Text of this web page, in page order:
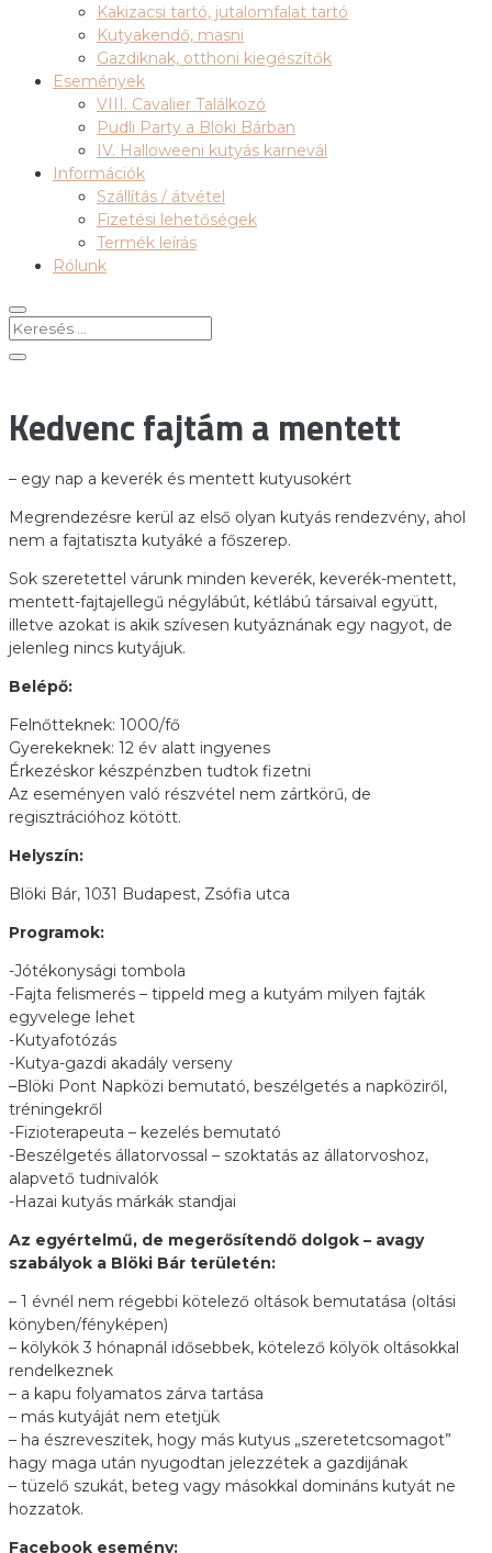
Kakizacsi tartó, jutalomfalat tartó
Kutyakendő, masni
Gazdiknak, otthoni kiegészítők
Események
VIII. Cavalier Találkozó
Pudli Party a Blöki Bárban
IV. Halloweeni kutyás karnevál
Információk
Szállítás / átvétel
Fizetési lehetőségek
Termék leírás
Rólunk
Kedvenc fajtám a mentett
– egy nap a keverék és mentett kutyusokért
Megrendezésre kerül az első olyan kutyás rendezvény, ahol
nem a fajtatiszta kutyáké a főszerep.
Sok szeretettel várunk minden keverék, keverék-mentett,
mentett-fajtajellegű négylábút, kétlábú társaival együtt,
illetve azokat is akik szívesen kutyáznának egy nagyot, de
jelenleg nincs kutyájuk.
Belépő:
Felnőtteknek: 1000/fő
Gyerekeknek: 12 év alatt ingyenes
Érkezéskor készpénzben tudtok fizetni
Az eseményen való részvétel nem zártkörű, de
regisztrációhoz kötött.
Helyszín:
Blöki Bár, 1031 Budapest, Zsófia utca
Programok:
-Jótékonysági tombola
-Fajta felismerés – tippeld meg a kutyám milyen fajták
egyvelege lehet
-Kutyafotózás
-Kutya-gazdi akadály verseny
–Blöki Pont Napközi bemutató, beszélgetés a napköziről,
tréningekről
-Fizioterapeuta – kezelés bemutató
-Beszélgetés állatorvossal – szoktatás az állatorvoshoz,
alapvető tudnivalók
-Hazai kutyás márkák standjai
Az egyértelmű, de megerősítendő dolgok – avagy
szabályok a Blöki Bár területén:
– 1 évnél nem régebbi kötelező oltások bemutatása (oltási
könyben/fényképen)
– kölykök 3 hónapnál idősebbek, kötelező kölyök oltásokkal
rendelkeznek
– a kapu folyamatos zárva tartása
– más kutyáját nem etetjük
– ha észreveszitek, hogy más kutyus „szeretetcsomagot”
hagy maga után nyugodtan jelezzétek a gazdijának
– tüzelő szukát, beteg vagy másokkal domináns kutyát ne
hozzatok.
Facebook esemény: